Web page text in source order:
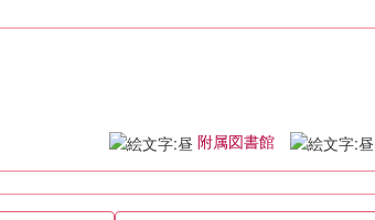
附属図書館